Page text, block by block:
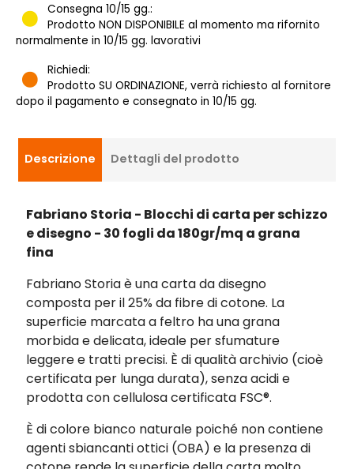
Consegna 10/15 gg.:
Prodotto NON DISPONIBILE al momento ma rifornito
normalmente in 10/15 gg. lavorativi
Richiedi:
Prodotto SU ORDINAZIONE, verrà richiesto al fornitore
dopo il pagamento e consegnato in 10/15 gg.
Descrizione Dettagli del prodotto
Fabriano Storia - Blocchi di carta per schizzo
e disegno - 30 fogli da 180gr/mq a grana
fina
Fabriano Storia è una carta da disegno
composta per il 25% da fibre di cotone. La
superficie marcata a feltro ha una grana
morbida e delicata, ideale per sfumature
leggere e tratti precisi. È di qualità archivio (cioè
certificata per lunga durata), senza acidi e
prodotta con cellulosa certificata FSC®.
È di colore bianco naturale poiché non contiene
agenti sbiancanti ottici (OBA) e la presenza di